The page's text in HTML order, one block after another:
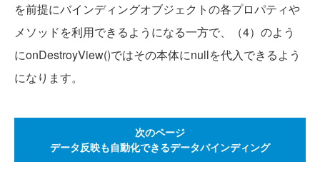
を前提にバインディングオブジェクトの各プロパティや
メソッドを利用できるようになる一方で、（4）のよう
にonDestroyView()ではその本体にnullを代入できるよう
になります。
次のページ
データ反映も自動化できるデータバインディング